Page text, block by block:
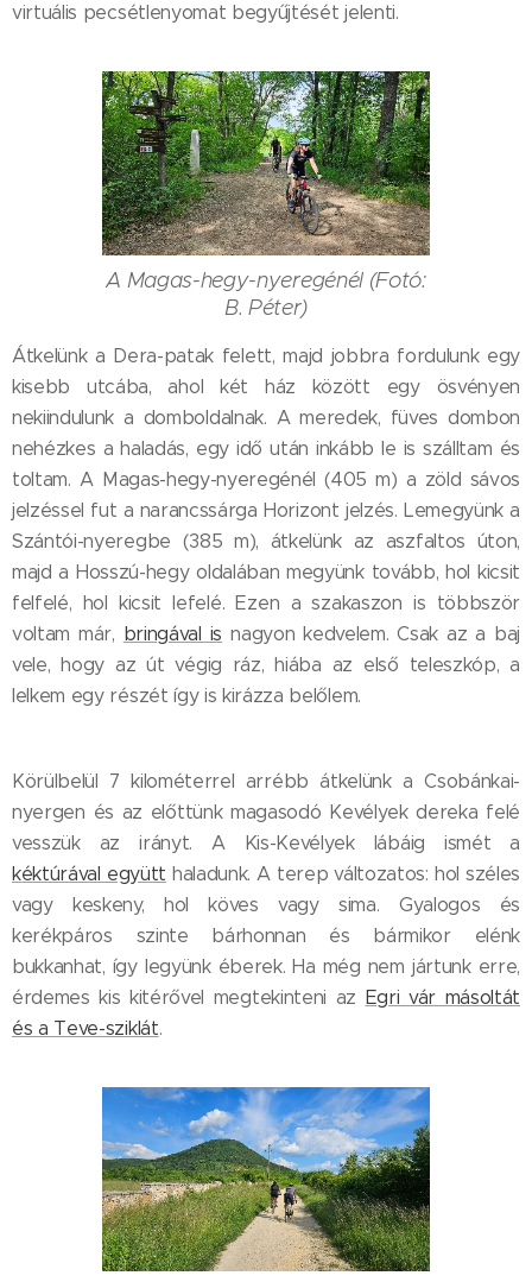
virtuális pecsétlenyomat begyűjtését jelenti.
A Magas-hegy-nyeregénél (Fotó:
B. Péter)
Átkelünk a Dera-patak felett, majd jobbra fordulunk egy
kisebb utcába, ahol két ház között egy ösvényen
nekiindulunk a domboldalnak. A meredek, füves dombon
nehézkes a haladás, egy idő után inkább le is szálltam és
toltam. A Magas-hegy-nyeregénél (405 m) a zöld sávos
jelzéssel fut a narancssárga Horizont jelzés. Lemegyünk a
Szántói-nyeregbe (385 m), átkelünk az aszfaltos úton,
majd a Hosszú-hegy oldalában megyünk tovább, hol kicsit
felfelé, hol kicsit lefelé. Ezen a szakaszon is többször
voltam már, bringával is nagyon kedvelem. Csak az a baj
vele, hogy az út végig ráz, hiába az első teleszkóp, a
lelkem egy részét így is kirázza belőlem.
Körülbelül 7 kilométerrel arrébb átkelünk a Csobánkai-
nyergen és az előttünk magasodó Kevélyek dereka felé
vesszük az irányt. A Kis-Kevélyek lábáig ismét a
kéktúrával együtt haladunk. A terep változatos: hol széles
vagy keskeny, hol köves vagy sima. Gyalogos és
kerékpáros szinte bárhonnan és bármikor elénk
bukkanhat, így legyünk éberek. Ha még nem jártunk erre,
érdemes kis kitérővel megtekinteni az Egri vár másoltát
és a Teve-sziklát.